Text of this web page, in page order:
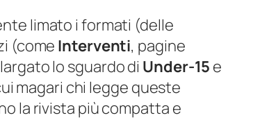
limato i formati (delle
(come Interventi, pagine
lo sguardo di Under-15 e
magari chi legge queste
la rivista più compatta e